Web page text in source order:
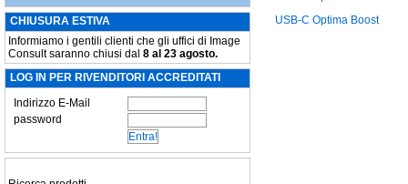
CHIUSURA ESTIVA
Informiamo i gentili clienti che gli uffici di Image
Consult saranno chiusi dal 8 al 23 agosto.
LOG IN PER RIVENDITORI ACCREDITATI
Indirizzo E-Mail
password
USB-C Optima Boost